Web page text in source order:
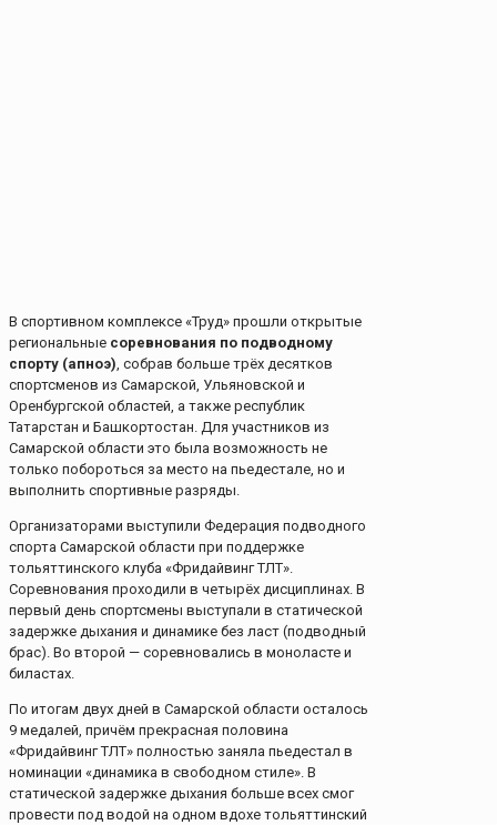
В спортивном комплексе «Труд» прошли открытые
региональные соревнования по подводному
спорту (апноэ), собрав больше трёх десятков
спортсменов из Самарской, Ульяновской и
Оренбургской областей, а также республик
Татарстан и Башкортостан. Для участников из
Самарской области это была возможность не
только побороться за место на пьедестале, но и
выполнить спортивные разряды.
Организаторами выступили Федерация подводного
спорта Самарской области при поддержке
тольяттинского клуба «Фридайвинг ТЛТ».
Соревнования проходили в четырёх дисциплинах. В
первый день спортсмены выступали в статической
задержке дыхания и динамике без ласт (подводный
брас). Во второй — соревновались в моноласте и
биластах.
По итогам двух дней в Самарской области осталось
9 медалей, причём прекрасная половина
«Фридайвинг ТЛТ» полностью заняла пьедестал в
номинации «динамика в свободном стиле». В
статической задержке дыхания больше всех смог
провести под водой на одном вдохе тольяттинский